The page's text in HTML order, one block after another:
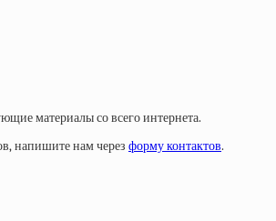
материалы со всего интернета.
напишите нам через форму контактов.